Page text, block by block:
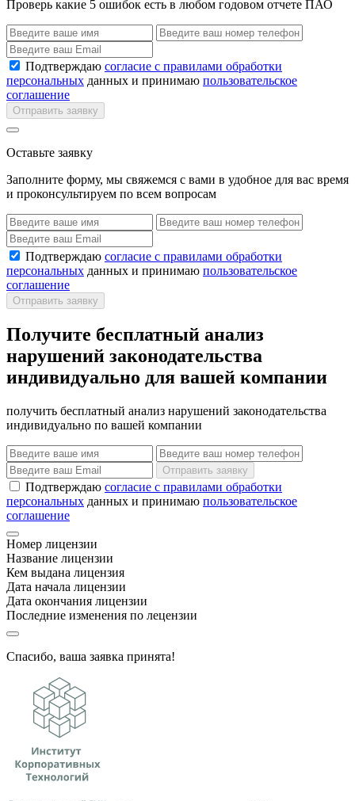
Проверь какие 5 ошибок есть в любом годовом отчете ПАО
Подтверждаю согласие с правилами обработки
персональных данных и принимаю пользовательское
соглашение
Отправить заявку
Оставьте заявку
Заполните форму, мы свяжемся с вами в удобное для вас время
и проконсультируем по всем вопросам
Подтверждаю согласие с правилами обработки
персональных данных и принимаю пользовательское
соглашение
Отправить заявку
Получите бесплатный анализ
нарушений законодательства
индивидуально для вашей компании
получить бесплатный анализ нарушений законодательства
индивидуально по вашей компании
Отправить заявку
Подтверждаю согласие с правилами обработки
персональных данных и принимаю пользовательское
соглашение
Номер лицензии
Название лицензии
Кем выдана лицензия
Дата начала лицензии
Дата окончания лицензии
Последние изменения по лецензии
Спасибо, ваша заявка принята!